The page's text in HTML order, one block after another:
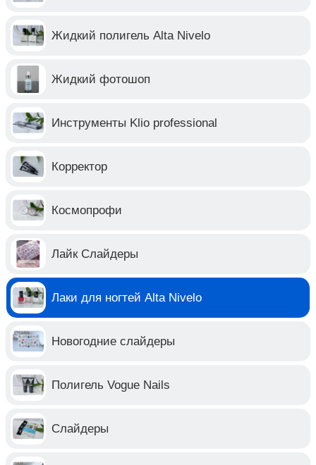
Жидкий полигель Alta Nivelo
Жидкий фотошоп
Инструменты Klio professional
Корректор
Космопрофи
Лайк Слайдеры
Лаки для ногтей Alta Nivelo
Новогодние слайдеры
Полигель Vogue Nails
Слайдеры